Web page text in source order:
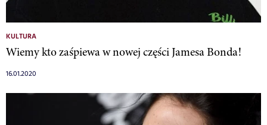
KULTURA
Wiemy kto zaśpiewa w nowej części Jamesa Bonda!
16.01.2020